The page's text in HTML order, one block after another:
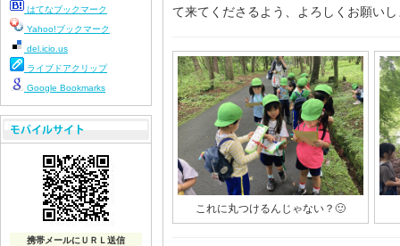
て来てくださるよう、よろしくお願い
これに丸つけるんじゃない？🙂
はてなブックマーク
Yahoo!ブックマーク
del.icio.us
ライブドアクリップ
Google Bookmarks
携帯メールにＵＲＬ送信